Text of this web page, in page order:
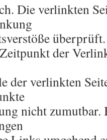
Die verlinkten
der
der verlinkten
nicht zumutbar.